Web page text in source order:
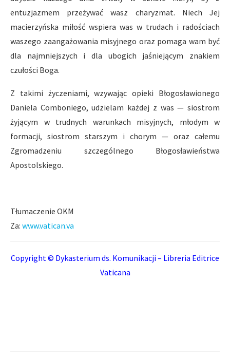
entuzjazmem przeżywać wasz charyzmat. Niech Jej
macierzyńska miłość wspiera was w trudach i radościach
waszego zaangażowania misyjnego oraz pomaga wam być
dla najmniejszych i dla ubogich jaśniejącym znakiem
czułości Boga.
Z takimi życzeniami, wzywając opieki Błogosławionego
Daniela Comboniego, udzielam każdej z was — siostrom
żyjącym w trudnych warunkach misyjnych, młodym w
formacji, siostrom starszym i chorym — oraz całemu
Zgromadzeniu szczególnego Błogosławieństwa
Apostolskiego.
Tłumaczenie OKM
Za: www.vatican.va
Copyright © Dykasterium ds. Komunikacji – Libreria Editrice
Vaticana